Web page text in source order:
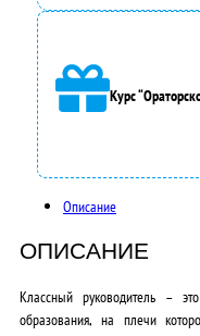
л
а
3
5
0
0
0
0
Курс
Описание
ОПИСАНИЕ
Классный руководитель –
образования, на плечи